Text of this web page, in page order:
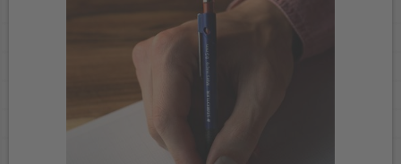
Druckbleistifte Staedtler Mars micro 77505